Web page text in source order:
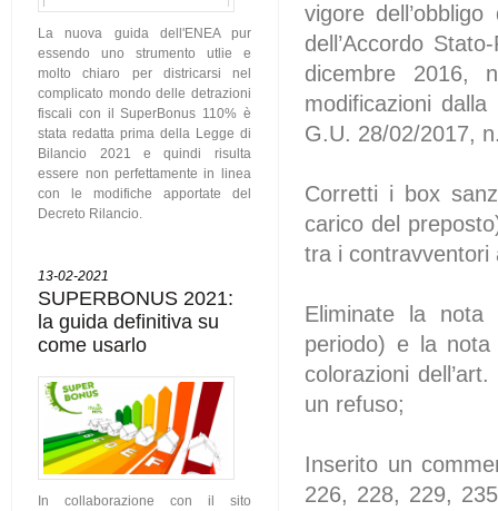
La nuova guida dell'ENEA pur
essendo uno strumento utlie e
molto chiaro per districarsi nel
complicato mondo delle detrazioni
fiscali con il SuperBonus 110% è
stata redatta prima della Legge di
Bilancio 2021 e quindi risulta
essere non perfettamente in linea
con le modifiche apportate del
Decreto Rilancio.
13-02-2021
SUPERBONUS 2021:
la guida definitiva su
come usarlo
In collaborazione con il sito
vigore
dell’Accordo
dicembre 2016,
modificazioni
G.U. 28/02/2017,
Corretti i box
carico del
tra i contravventori
Eliminate la
periodo) e la
colorazioni
un refuso;
Inserito un
226, 228, 229,